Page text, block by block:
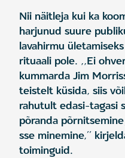
Nii näitleja kui ka
harjunud suure
lavahirmu
rituaali pole. ,,Ei
kummarda Jim
teistelt küsida, siis
rahutult edasi-tagasi
põranda
sse minemine,’’
toiminguid.